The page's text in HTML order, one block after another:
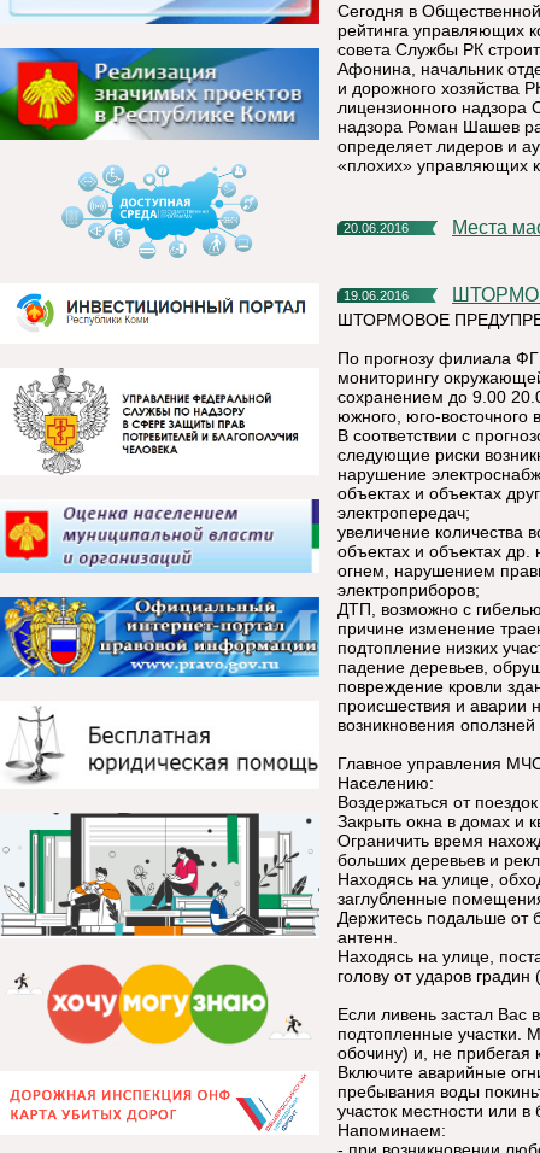
Сегодня в
рейтинга управляющих
совета Службы РК
Афонина, начальник
и дорожного хозяйства
лицензионного надзора
надзора Роман Шашев
определяет лидеров и
«плохих» управляющих
20.06.2016 Места
19.06.2016
ШТОРМОВОЕ
По прогнозу филиала
мониторингу
сохранением до 9.00
южного, юго-
В соответствии с
следующие риски
нарушение
объектах и объектах
электропередач;
увеличение количества
объектах и объектах
огнем, нарушением
электроприборов;
ДТП, возможно с
причине изменение
подтопление низких
падение деревьев,
повреждение кровли
происшествия и аварии
возникновения оползней
Главное управления
Населению:
Воздержаться от
Закрыть окна в домах и
Ограничить время
больших деревьев и
Находясь на улице,
заглубленные
Держитесь подальше от
антенн.
Находясь на улице,
голову от ударов
Если ливень застал Вас
подтопленные участки.
обочину) и, не прибегая
Включите аварийные
пребывания воды
участок местности или
Напоминаем: